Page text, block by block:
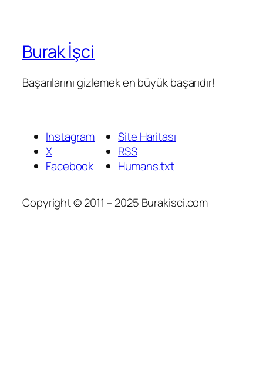
Burak İşci
Başarılarını gizlemek en büyük başarıdır!
Instagram
X
Facebook
Site Haritası
RSS
Humans.txt
Copyright © 2011 – 2025 Burakisci.com